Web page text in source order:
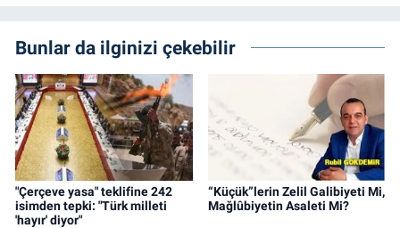
Bunlar da ilginizi çekebilir
"Çerçeve yasa" teklifine 242
isimden tepki: "Türk milleti
'hayır' diyor"
“Küçük”lerin Zelil Galibiyeti Mi,
Mağlûbiyetin Asaleti Mi?